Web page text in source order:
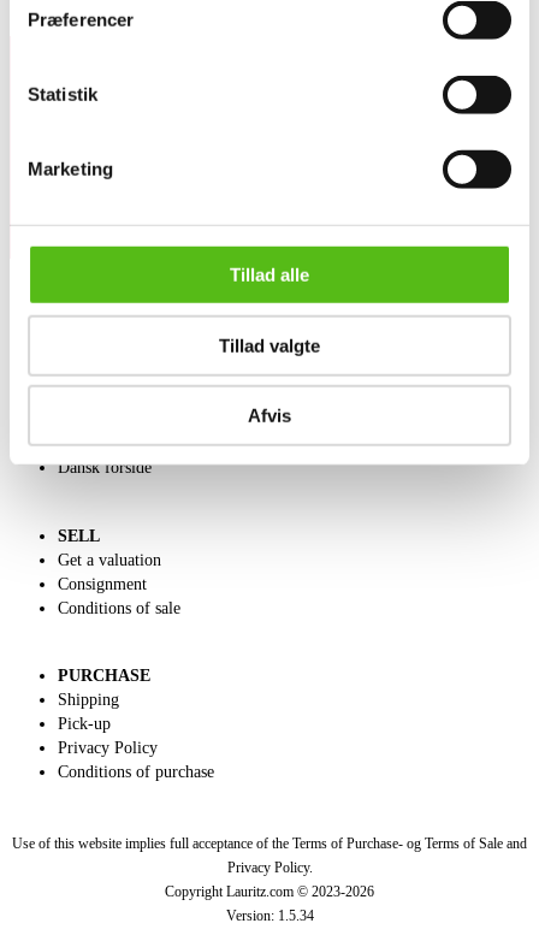
Præferencer
Statistik
Marketing
Tillad alle
Tillad valgte
Afvis
Arne Hovmand Olsen. A pair of teak chairs
Sign up for our newsletter and receive news and offers
Contact and Opening Hours
Classic Auction
Dansk forside
SELL
Get a valuation
Consignment
Conditions of sale
PURCHASE
Shipping
Pick-up
Privacy Policy
Conditions of purchase
Use of this website implies full acceptance of the Terms of Purchase- og Terms of Sale and
Privacy Policy.
Copyright Lauritz.com © 2023-2026
Version: 1.5.34